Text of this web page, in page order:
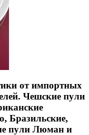
от импортных
Чешские пули
Бразильские,
пули Люман и